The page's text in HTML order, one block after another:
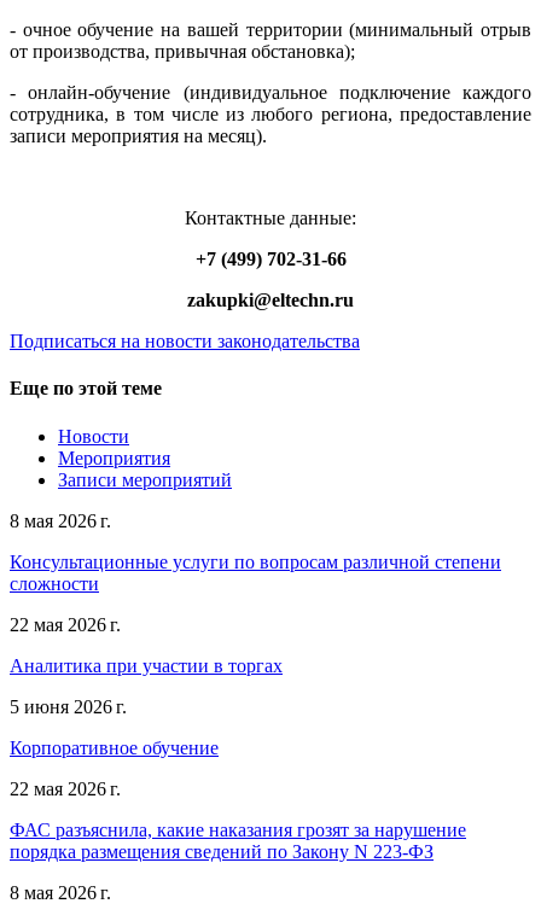
- очное обучение на вашей территории (минимальный отрыв
от производства, привычная обстановка);
- онлайн-обучение (индивидуальное подключение каждого
сотрудника, в том числе из любого региона, предоставление
записи мероприятия на месяц).
Контактные данные:
+7 (499) 702-31-66
zakupki@eltechn.ru
Подписаться на новости законодательства
Еще по этой теме
Новости
Мероприятия
Записи мероприятий
8 мая 2026 г.
Консультационные услуги по вопросам различной степени
сложности
22 мая 2026 г.
Аналитика при участии в торгах
5 июня 2026 г.
Корпоративное обучение
22 мая 2026 г.
ФАС разъяснила, какие наказания грозят за нарушение
порядка размещения сведений по Закону N 223-ФЗ
8 мая 2026 г.